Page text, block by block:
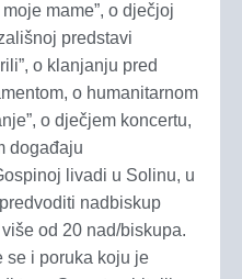
mame”, o dječjoj
predstavi
o klanjanju pred
o humanitarnom
o dječjem koncertu,
događaju
livadi u Solinu, u
nadbiskup
od 20 nad/biskupa.
se i poruka koju je